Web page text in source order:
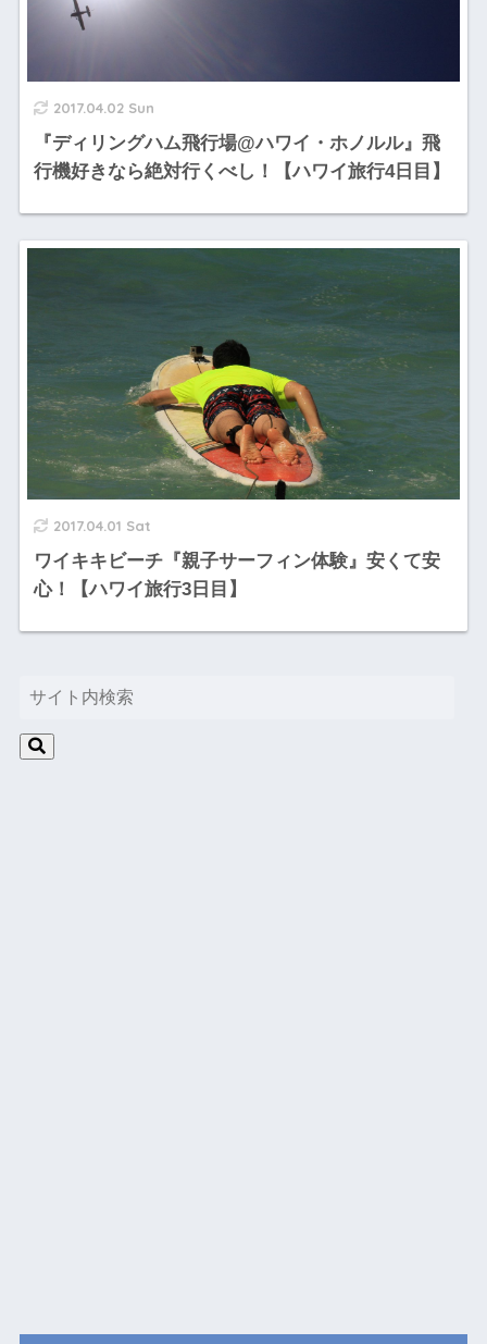
2017.04.02 Sun
『ディリングハム飛行場@ハワイ・ホノルル』飛
行機好きなら絶対行くべし！【ハワイ旅行4日目】
2017.04.01 Sat
ワイキキビーチ『親子サーフィン体験』安くて安
心！【ハワイ旅行3日目】